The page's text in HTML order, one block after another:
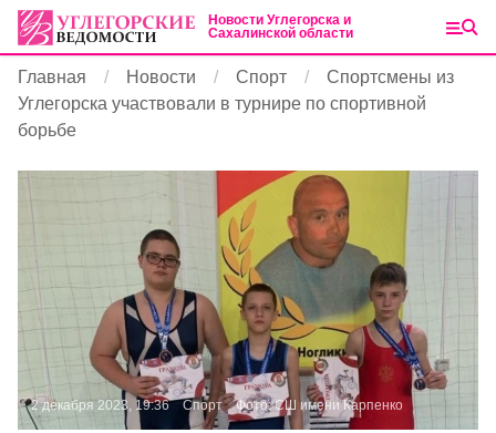
Новости Углегорска и
Сахалинской области
Главная Новости Спорт
Спортсмены из
Углегорска участвовали в турнире по спортивной
борьбе
2 декабря 2023, 19:36 Спорт Фото:СШ имени Карпенко